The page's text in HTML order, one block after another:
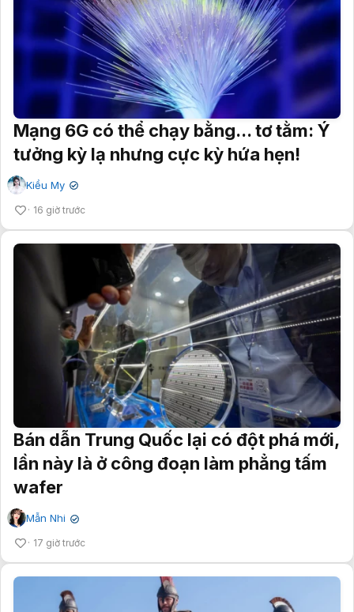
Mạng 6G có thể chạy bằng... tơ tằm: Ý
tưởng kỳ lạ nhưng cực kỳ hứa hẹn!
Kiều My ✔
16 giờ trước
Bán dẫn Trung Quốc lại có đột phá mới,
lần này là ở công đoạn làm phẳng tấm
wafer
Mẫn Nhi ✔
17 giờ trước